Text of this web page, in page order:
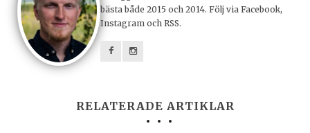
bästa både 2015 och 2014. Följ via Facebook,
Instagram och RSS.
RELATERADE ARTIKLAR